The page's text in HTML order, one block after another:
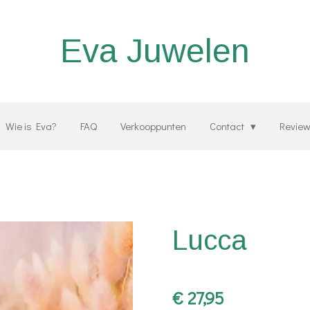
Eva Juwelen
Wie is Eva? FAQ Verkooppunten Contact
Lucca
€ 27,95